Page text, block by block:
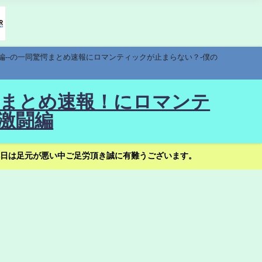
の一同驚愕まとめ速報にロマンティックが止まらない？-僕の
とめ速報！にロマンテ
闘編
足元が悪い中ご足労頂き誠に有難うございます。